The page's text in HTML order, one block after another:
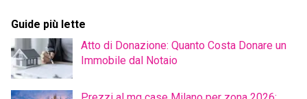
Guide più lette
Atto di Donazione: Quanto Costa Donare un
Immobile dal Notaio